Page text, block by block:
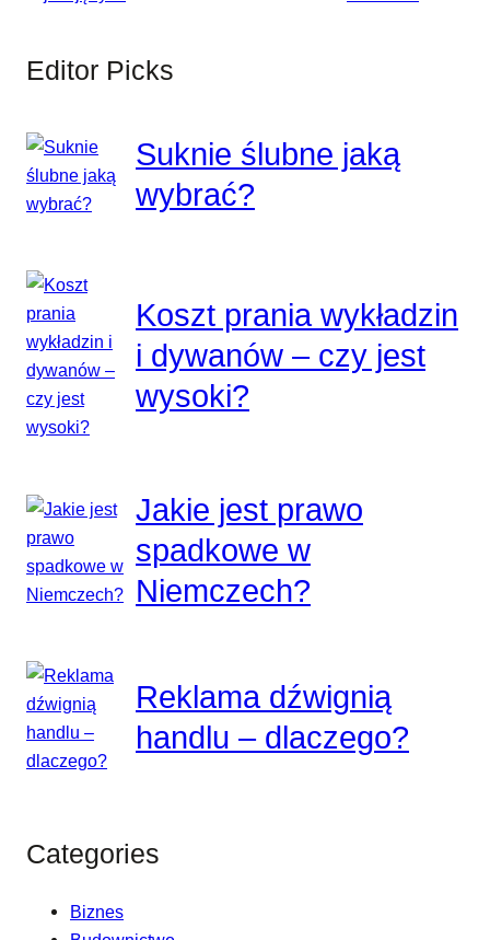
Editor Picks
Suknie ślubne jaką
wybrać?
Koszt prania wykładzin
i dywanów – czy jest
wysoki?
Jakie jest prawo
spadkowe w
Niemczech?
Reklama dźwignią
handlu – dlaczego?
Categories
Biznes